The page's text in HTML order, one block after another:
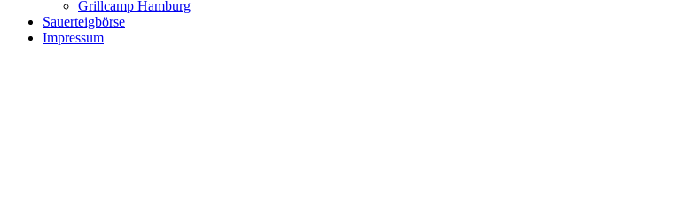
Grillcamp Hamburg
Sauerteigbörse
Impressum